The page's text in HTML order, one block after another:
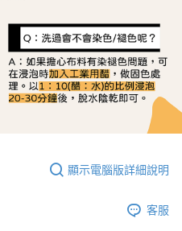
顯示電腦版詳細說明
客服